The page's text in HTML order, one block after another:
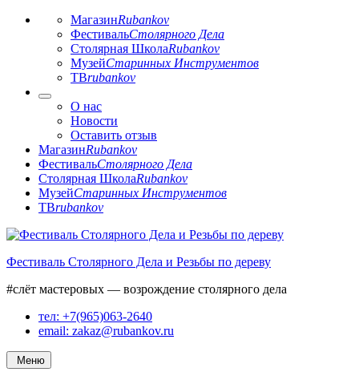
МагазинRubankov
ФестивальСтолярного Дела
Столярная ШколаRubankov
МузейСтаринных Инструментов
ТВrubankov
О нас
Новости
Оставить отзыв
МагазинRubankov
ФестивальСтолярного Дела
Столярная ШколаRubankov
МузейСтаринных Инструментов
ТВrubankov
Перейти
содержимому
Фестиваль Столярного Дела и Резьбы по дереву
#слёт мастеровых — возрождение столярного дела
тел: +7(965)063-2640
email: zakaz@rubankov.ru
Меню